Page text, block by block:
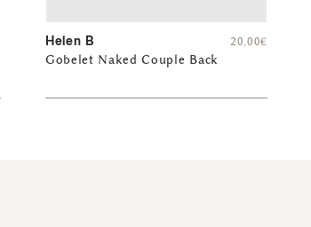
Helen B
Gobelet Naked Couple Back
20,00€